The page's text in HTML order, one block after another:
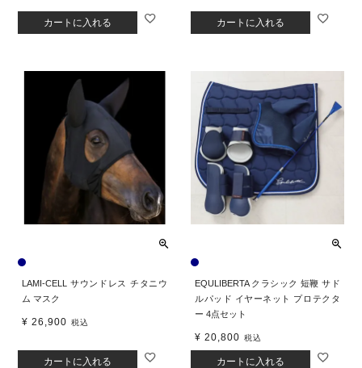
カートに入れる カートに入れる
LAMI-CELL サウンドレス チタニウ
ム マスク
¥ 26,900 税込
カートに入れる
EQULIBERTA クラシック 短鞭 サド
ルパッド イヤーネット プロテクタ
ー 4点セット
¥ 20,800 税込
カートに入れる